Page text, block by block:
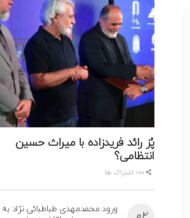
پُز رائد فریدزاده با میراث حسین
انتظامی؟
ورود محمدمهدی طباطبائی نژاد به